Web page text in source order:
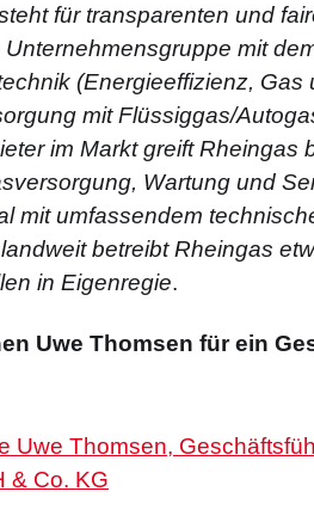
für transparenten und
mit
(Energieeffizienz, Gas
mit Flüssiggas/
im Markt greift Rheingas
Wartung und
mit umfassendem
betreibt Rheingas
in Eigenregie.
Uwe Thomsen für ein